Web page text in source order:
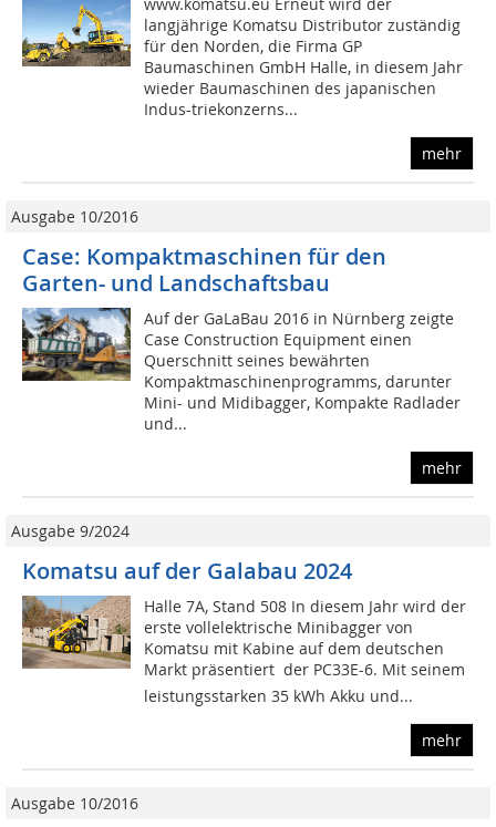
www.komatsu.eu Erneut wird der
langjährige Komatsu Distributor zuständig
für den Norden, die Firma GP
Baumaschinen GmbH Halle, in diesem Jahr
wieder Baumaschinen des japanischen
Indus-triekonzerns...
mehr
Ausgabe 10/2016
Case: Kompaktmaschinen für den
Garten- und Landschaftsbau
Auf der GaLaBau 2016 in Nürnberg zeigte
Case Construction Equipment einen
Querschnitt seines bewährten
Kompaktmaschinenprogramms, darunter
Mini- und Midibagger, Kompakte Radlader
und...
mehr
Ausgabe 9/2024
Komatsu auf der Galabau 2024
Halle 7A, Stand 508 In diesem Jahr wird der
erste vollelektrische Minibagger von
Komatsu mit Kabine auf dem deutschen
Markt präsentiert  der PC33E-6. Mit seinem
leistungsstarken 35 kWh Akku und...
mehr
Ausgabe 10/2016